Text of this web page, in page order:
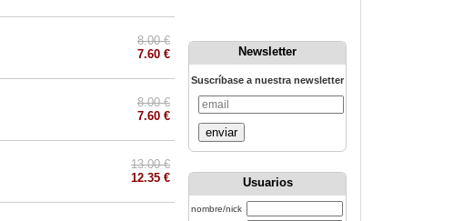
8.00 €
7.60 €
8.00 €
7.60 €
13.00 €
12.35 €
Newsletter
Suscríbase a nuestra newsletter
enviar
Usuarios
nombre/nick